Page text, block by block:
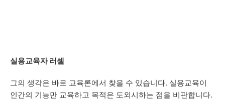
실용교육자 러셀
그의 생각은 바로 교육론에서 찾을 수 있습니다. 실용교육이
인간의 기능만 교육하고 목적은 도외시하는 점을 비판합니다.